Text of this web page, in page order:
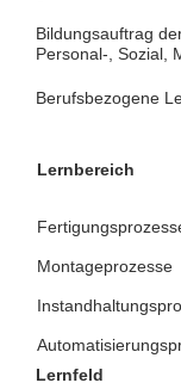
Bildungsauftrag
Personal-, Sozial,
Berufsbezogene
Lernbereich
Montageprozesse
Lernfeld